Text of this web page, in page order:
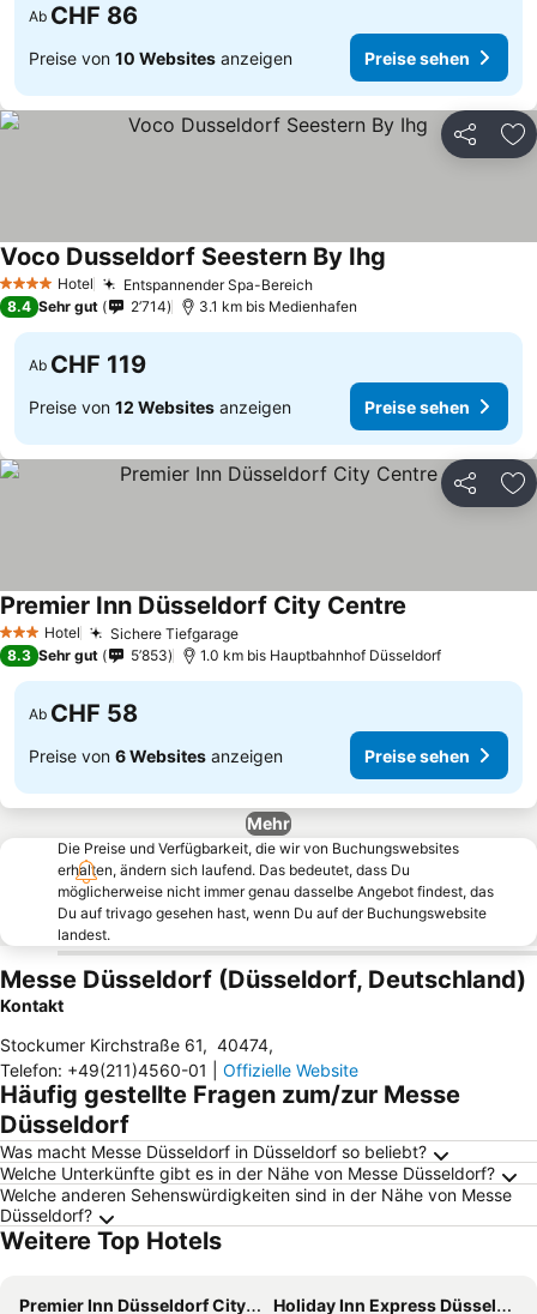
Ab CHF 86
Preise von 10 Websites anzeigen Preise sehen
Teilen
4 Sterne Hotel Entspannender Spa-Bereich
Voco Dusseldorf Seestern By Ihg
8.4 Sehr gut 2’714 3.1 km bis Medienhafen
Ab CHF 119
Preise von 12 Websites anzeigen Preise sehen
Teilen
3 SterneHotel Sichere Tiefgarage
Premier Inn Düsseldorf City Centre
8.3 Sehr gut 5’853 1.0 km bis Hauptbahnhof Düsseldorf
Ab CHF 58
Preise von 6 Websites anzeigen Preise sehen
Mehr
Die Preise und Verfügbarkeit, die wir von Buchungswebsites
erhalten, ändern sich laufend. Das bedeutet, dass Du
möglicherweise nicht immer genau dasselbe Angebot findest, das
Du auf trivago gesehen hast, wenn Du auf der Buchungswebsite
landest.
Messe Düsseldorf (Düsseldorf, Deutschland)
Kontakt
Stockumer Kirchstraße 61, 40474,
Telefon: +49(211)4560-01 Offizielle Website
Häufig gestellte Fragen zum/zur Messe
Düsseldorf
Was macht Messe Düsseldorf in Düsseldorf so beliebt?
Welche Unterkünfte gibt es in der Nähe von Messe Düsseldorf?
Welche anderen Sehenswürdigkeiten sind in der Nähe von Messe
Düsseldorf?
Weitere Top Hotels
Premier Inn Düsseldorf City Friedrichstadt
Holiday Inn Express Düsseldorf - Hauptbahnhof By Ihg